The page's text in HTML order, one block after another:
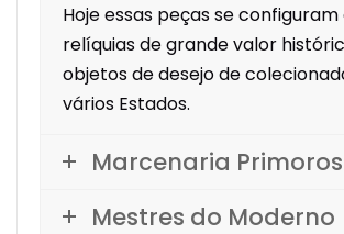
Hoje essas peças se
relíquias de grande valor
objetos de desejo de
vários Estados.
Marcenaria
Mestres do Moderno